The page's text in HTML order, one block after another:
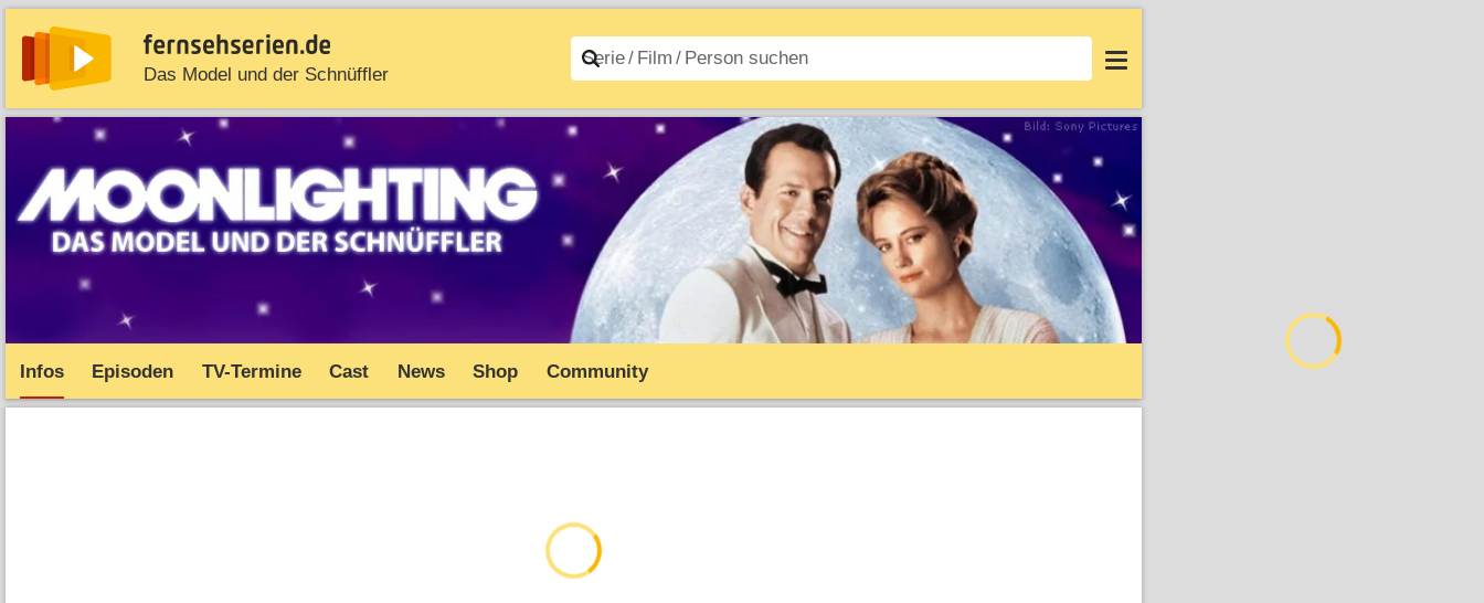
Das Model und der Schnüffler
News Entdecken Streaming TV-Starts Filme A–Z Login
Infos Episoden TV-Termine Cast News Shop Community